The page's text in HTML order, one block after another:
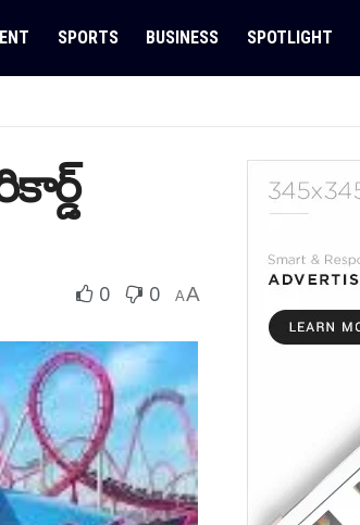
SPORTS BUSINESS SPOTLIGHT
0 0 AA